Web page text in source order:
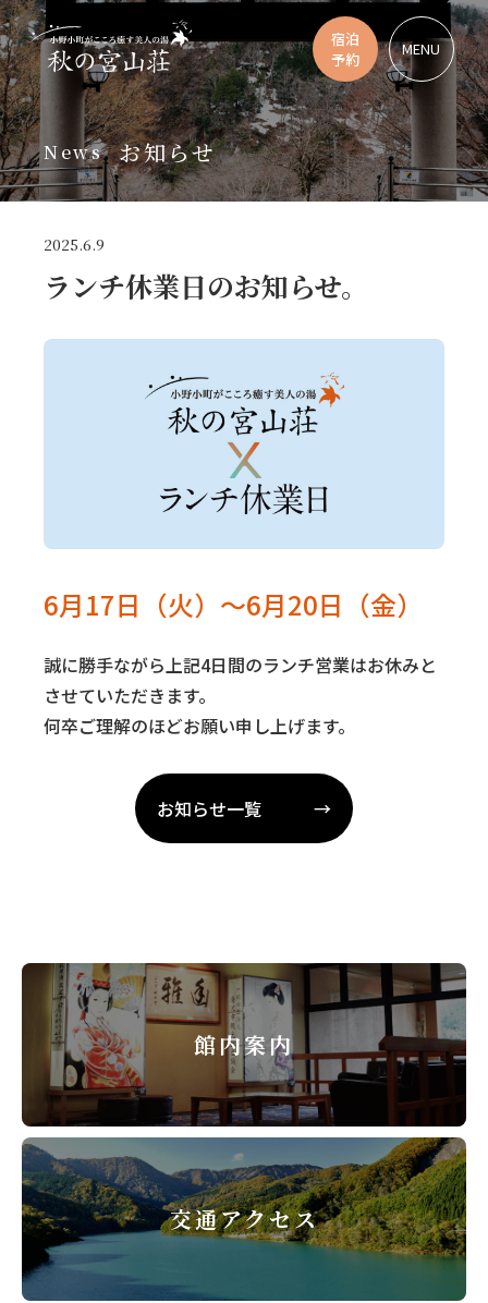
宿泊
予約
MENU
News お知らせ
2025.6.9
ランチ休業日のお知らせ。
6月17日（火）～6月20日（金）
誠に勝手ながら上記4日間のランチ営業はお休みと
させていただきます。
何卒ご理解のほどお願い申し上げます。
お知らせ一覧
館内案内
交通アクセス